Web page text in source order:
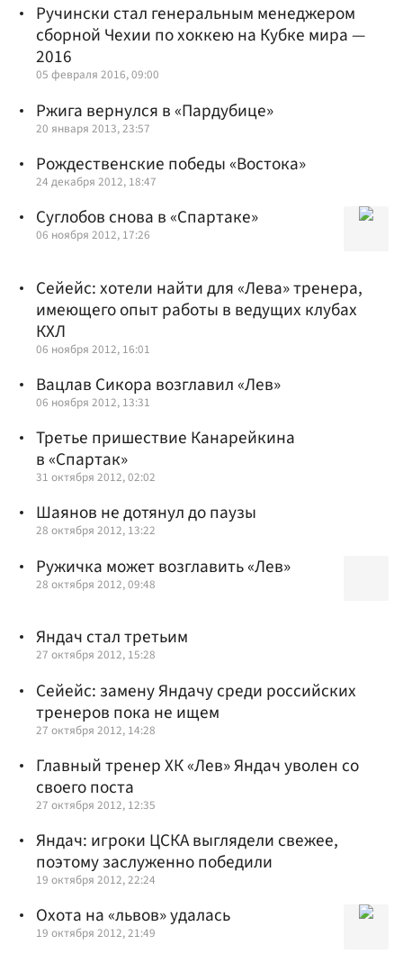
Ручински стал генеральным менеджером
сборной Чехии по хоккею на Кубке мира —
2016
05 февраля 2016, 09:00
Ржига вернулся в «Пардубице»
20 января 2013, 23:57
Рождественские победы «Востока»
24 декабря 2012, 18:47
Суглобов снова в «Спартаке»
06 ноября 2012, 17:26
Сейейс: хотели найти для «Лева» тренера,
имеющего опыт работы в ведущих клубах
КХЛ
06 ноября 2012, 16:01
Вацлав Сикора возглавил «Лев»
06 ноября 2012, 13:31
Третье пришествие Канарейкина
в «Спартак»
31 октября 2012, 02:02
Шаянов не дотянул до паузы
28 октября 2012, 13:22
Ружичка может возглавить «Лев»
28 октября 2012, 09:48
Яндач стал третьим
27 октября 2012, 15:28
Сейейс: замену Яндачу среди российских
тренеров пока не ищем
27 октября 2012, 14:28
Главный тренер ХК «Лев» Яндач уволен со
своего поста
27 октября 2012, 12:35
Яндач: игроки ЦСКА выглядели свежее,
поэтому заслуженно победили
19 октября 2012, 22:24
Охота на «львов» удалась
19 октября 2012, 21:49